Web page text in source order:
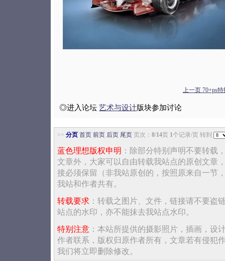
上一页 70+ps
◎进入论坛 艺术与设计版块参加讨论
>> 分页 首页 前页 后页 尾页 页次： 8/14页 1个记录/页 转到
蓝色理想版权申明 ：除部分特别声明不要转载
文章外，大家可以自由转载我站点的原创文章
接必须保留（非我站原创的，按照原来自一节
我站和作者共有。
转载要求 ：转载之图片、文件，链接请不要盗
站点的水印，亦不能抹去我站点水印。
特别注意 ：本站所提供的摄影照片，插画，设
作者联系，版权归原作者所有，文章若有侵犯
我们将立即删除修改。